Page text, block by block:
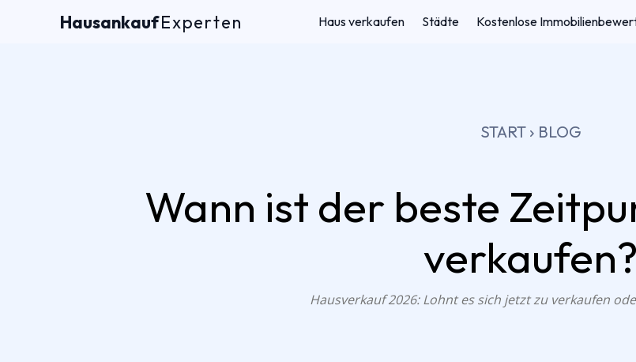
HausankaufExperten Haus verkaufen Städte Kostenlose
START BLOG
Wann ist der beste
verkaufen?
Hausverkauf 2026: Lohnt es sich jetzt zu verkaufen